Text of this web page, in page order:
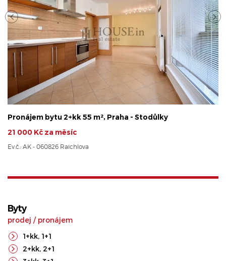
Pronájem bytu 2+kk 55 m², Praha - Stodůlky
21 000 Kč za měsíc
Ev.č.: AK - 060826 Raichlova
Byty
prodej / pronájem
1+kk, 1+1
2+kk, 2+1